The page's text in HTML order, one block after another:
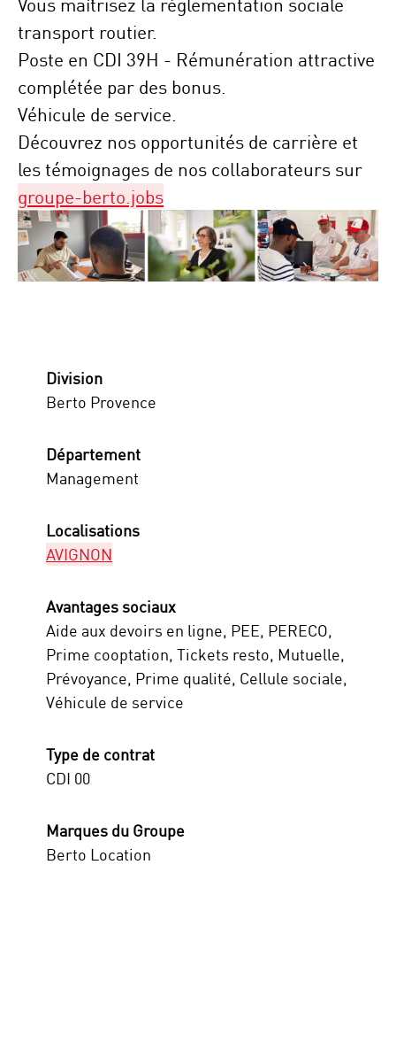
transport routier.
Poste en CDI 39H - Rémunération attractive
complétée par des bonus.
Véhicule de service.
Découvrez nos opportunités de carrière et
les témoignages de nos collaborateurs sur
groupe-berto.jobs
Division
Berto Provence
Département
Management
Localisations
AVIGNON
Avantages sociaux
Aide aux devoirs en ligne, PEE, PERECO,
Prime cooptation, Tickets resto, Mutuelle,
Prévoyance, Prime qualité, Cellule sociale,
Véhicule de service
Type de contrat
CDI 00
Marques du Groupe
Berto Location